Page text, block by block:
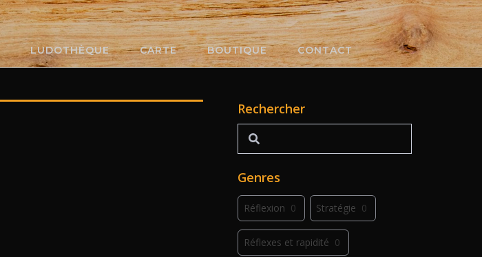
LUDOTHÈQUE CARTE BOUTIQUE CONTACT
Rechercher
Rechercher
Genres
Réflexion 0 Stratégie 0
Réflexes et rapidité 0